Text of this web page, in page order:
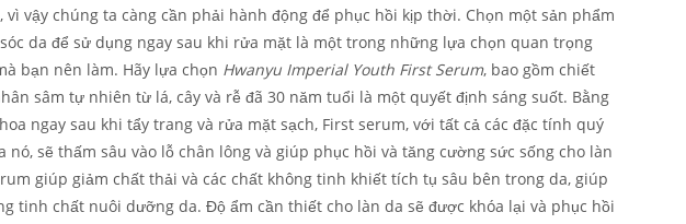
vì vậy chúng ta càng cần phải hành động để phục hồi kịp thời. Chọn một sản phẩm
da để sử dụng ngay sau khi rửa mặt là một trong những lựa chọn quan trọng
bạn nên làm. Hãy lựa chọn Hwanyu Imperial Youth First Serum, bao gồm chiết
sâm tự nhiên từ ​​lá, cây và rễ đã 30 năm tuổi là một quyết định sáng suốt. Bằng
ngay sau khi tẩy trang và rửa mặt sạch, First serum, với tất cả các đặc tính quý
nó, sẽ thấm sâu vào lỗ chân lông và giúp phục hồi và tăng cường sức sống cho làn
giúp giảm chất thải và các chất không tinh khiết tích tụ sâu bên trong da, giúp
tinh chất nuôi dưỡng da. Độ ẩm cần thiết cho làn da sẽ được khóa lại và phục hồi